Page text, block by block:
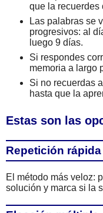
que la recuerdes
Las palabras se
progresivos: al
luego 9 días.
Si respondes
memoria a largo
Si no recuerdas
hasta que la
Estas son las
Repetición rápida
El método más veloz:
solución y marca si la